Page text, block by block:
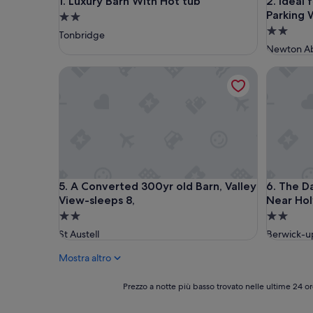
Struttura
a
Tonbridge
Parking
Struttura
a
Newton
5. A Converted 300yr old Barn, Valley
View-sleeps 8,
A Converted 300yr old Barn, Valley View-sleeps
Struttura
a
stelle
St Austell
6. The
Near
The
Struttura
a
Berwick-
Mostra altro
Prezzo a notte più basso trovato nelle ultime 24